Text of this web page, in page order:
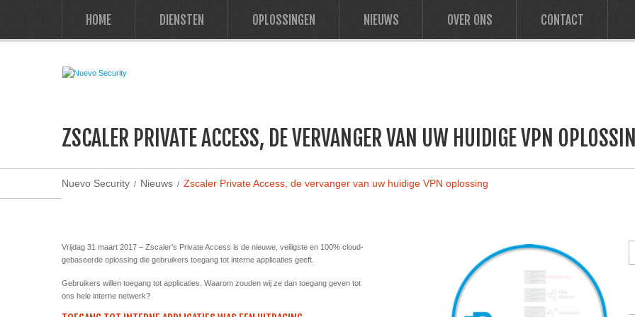
HOME DIENSTEN OPLOSSINGEN NIEUWS OVER ONS CONTACT
ZSCALER PRIVATE ACCESS, DE VERVANGER VAN UW HUIDIGE VPN
Nuevo Security Nieuws Zscaler Private Access, de vervanger van uw huidige VPN oplossing
Vrijdag 31 maart 2017 – Zscaler’s Private Access is de nieuwe, veiligste en 100% cloud-
gebaseerde oplossing die gebruikers toegang tot interne applicaties geeft.
Gebruikers willen toegang tot applicaties. Waarom zouden wij ze dan toegang geven tot
ons hele interne netwerk?